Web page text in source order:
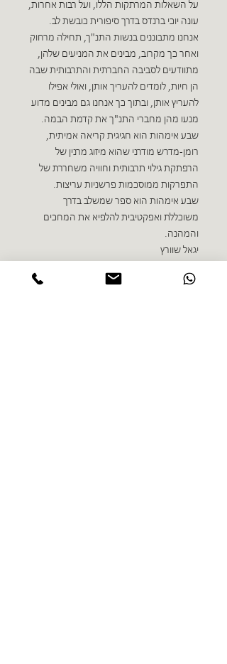
על השאלות המרתקות הללו, ועל רבות אחרות,
עונה יוכי ברנדס בדרך סיפורית כובשת לב.
אנחנו מתבוננים בנשות התנ"ך, תחילה מרחוק
ואחר כך מקרוב, מבינים את המניעים שלהן,
מתוודעים לסביבה החברתית והתרבותית שבה
הן חיות, לומדים להעריך אותן, ואולי אפילו
להעריץ אותן, ובתוך כך אנחנו גם מבינים מדוע
מנעו מהן מחברי התנ"ך את קדמת הבמה.
שבע אימהות הוא חגיגית קריאה אמיתית,
רומן-מדרש מודרני שהוא מיזוג מרנין של
הרפתקת גילוי תרבותית וחוויה משחררת של
התפרקות ממוסכמות פרשניות עריצות.
שבע אימהות הוא ספר שמשלב בדרך
משוכללת ואפקטיבית להלפיא את המחכים
והמהנה.
יגאל שוורץ